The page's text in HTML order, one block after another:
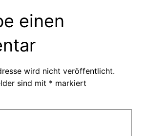
einen
wird nicht veröffentlicht.
sind mit * markiert